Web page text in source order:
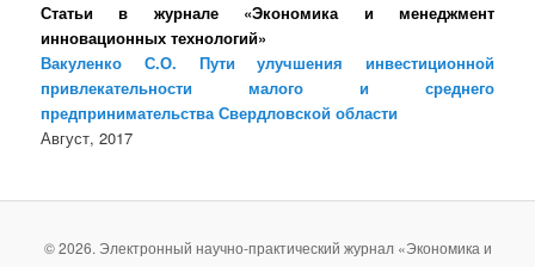
Статьи в журнале «Экономика и менеджмент
инновационных технологий»
Вакуленко С.О. Пути улучшения инвестиционной
привлекательности малого и среднего
предпринимательства Свердловской области
Август, 2017
© 2026. Электронный научно-практический журнал «Экономика и